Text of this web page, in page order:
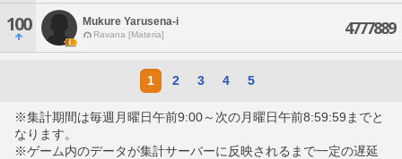
100 Mukure Yarusena-i
Ravana [Materia] 4777889
1 2 3 4 5
※集計期間は毎週月曜日午前9:00～次の月曜日午前8:59:59までと
なります。
※ゲーム内のデータが集計サーバーに反映されるまで一定の遅延